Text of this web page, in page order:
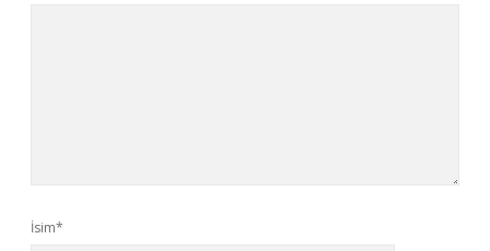
İsim*